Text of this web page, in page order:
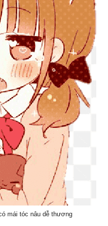
mái tóc nâu dễ thương